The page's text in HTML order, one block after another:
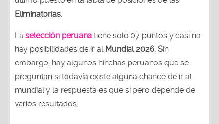
Eliminatorias.
La selección peruana tiene solo 07 puntos y casi no
hay posibilidades de ir al Mundial 2026. Sin
embargo, hay algunos hinchas peruanos que se
preguntan si todavía existe alguna chance de ir al
mundial y la respuesta es que sí pero depende de
varios resultados.